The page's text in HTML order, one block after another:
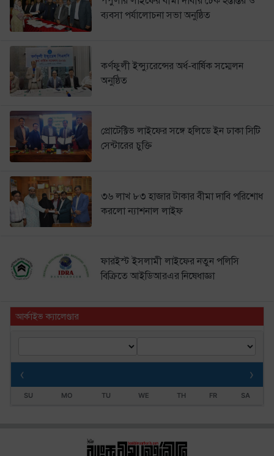
ব্যবসা পর্যালোচনা সভা অনুষ্ঠিত
কর্ণফুলী ইন্স্যুরেন্সের অর্ধ-বার্ষিক সম্মেলন
অনুষ্ঠিত
প্রোটেক্টিভ লাইফের সঙ্গে হলিডে ইন ঢাকা সিটি
সেন্টারের চুক্তি
৩৬ লাখ ৮৩ হাজার টাকার বীমা দাবি পরিশোধ
করলো ন্যাশনাল লাইফ
ফারইস্ট ইসলামী লাইফের নতুন পলিসি
বিক্রিতে আইডিআরএর নিষেধাজ্ঞা
আর্কাইভ ক্যালেণ্ডার
‹ ›
SU MO TU WE TH FR SA